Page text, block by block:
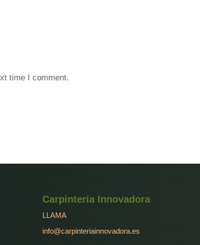
time I comment.
Carpintería Innovadora
LLAMA
info@carpinteriainnovadora.es